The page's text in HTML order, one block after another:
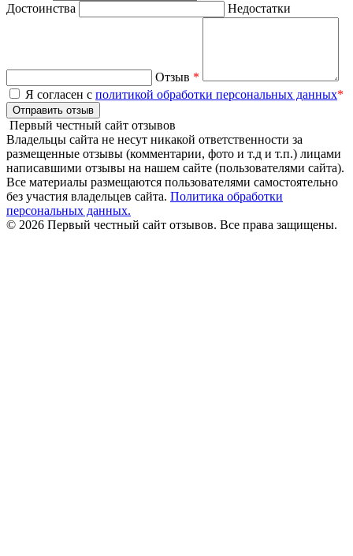
Достоинства
Недостатки
Отзыв *
Я согласен с политикой обработки персональных данных*
Отправить отзыв
Первый честный сайт отзывов
Владельцы сайта не несут никакой ответственности за
размещенные отзывы (комментарии, фото и т.д и т.п.) лицами
написавшими отзывы на нашем сайте (пользователями сайта).
Все материалы размещаются пользователями самостоятельно
без участия владельцев сайта. Политика обработки
персональных данных.
© 2026 Первый честный сайт отзывов. Все права защищены.